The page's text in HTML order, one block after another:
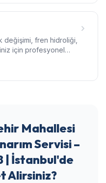
değişimi, fren hidroliği,
için profesyonel
Mahallesi
Servisi –
| İstanbul'de
Alirsiniz?